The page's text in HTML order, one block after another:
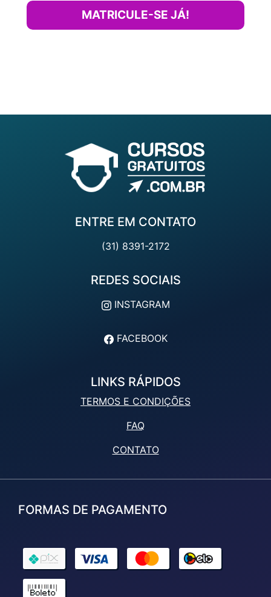
MATRICULE-SE JÁ!
ENTRE EM CONTATO
(31) 8391-2172
REDES SOCIAIS
INSTAGRAM
FACEBOOK
LINKS RÁPIDOS
TERMOS E CONDIÇÕES
FAQ
CONTATO
FORMAS DE PAGAMENTO